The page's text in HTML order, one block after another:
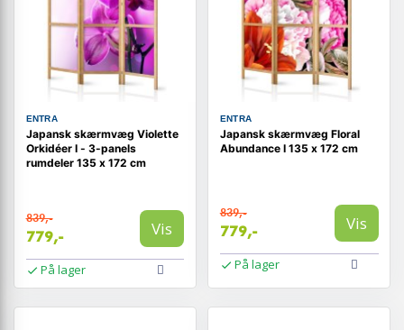
ENTRA
Japansk skærmvæg Violette
Orkidéer I - 3-panels
rumdeler 135 x 172 cm
839,-
779,- Vis
På lager
ENTRA
Japansk skærmvæg Floral
Abundance I 135 x 172 cm
839,-
779,- Vis
På lager